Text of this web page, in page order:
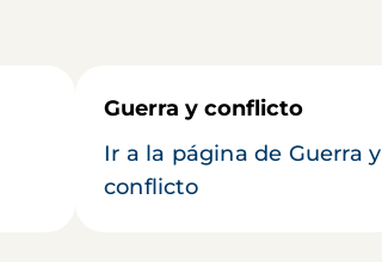
Guerra y conflicto
Ir a la página de Guerra y
conflicto